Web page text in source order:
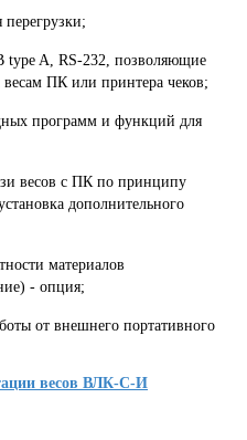
перегрузки;
type A, RS-232, позволяющие
ПК или принтера чеков;
программ и функций для
весов с ПК по принципу
дополнительного
материалов
- опция;
от внешнего портативного
весов ВЛК-С-И